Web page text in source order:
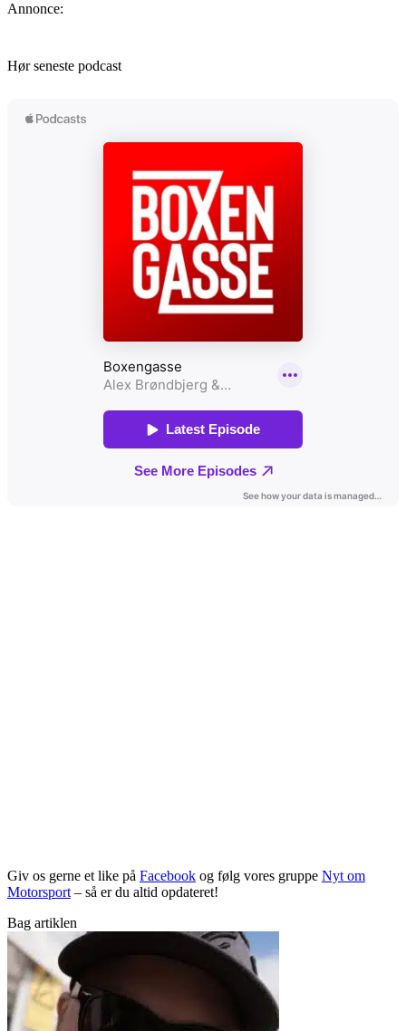
Annonce:
Hør seneste podcast
Giv os gerne et like på Facebook og følg vores gruppe Nyt om
Motorsport – så er du altid opdateret!
Bag artiklen